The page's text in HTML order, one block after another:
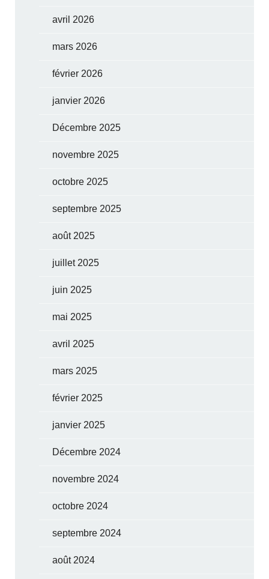
avril 2026
mars 2026
février 2026
janvier 2026
Décembre 2025
novembre 2025
octobre 2025
septembre 2025
août 2025
juillet 2025
juin 2025
mai 2025
avril 2025
mars 2025
février 2025
janvier 2025
Décembre 2024
novembre 2024
octobre 2024
septembre 2024
août 2024